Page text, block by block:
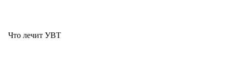
Что лечит УВТ